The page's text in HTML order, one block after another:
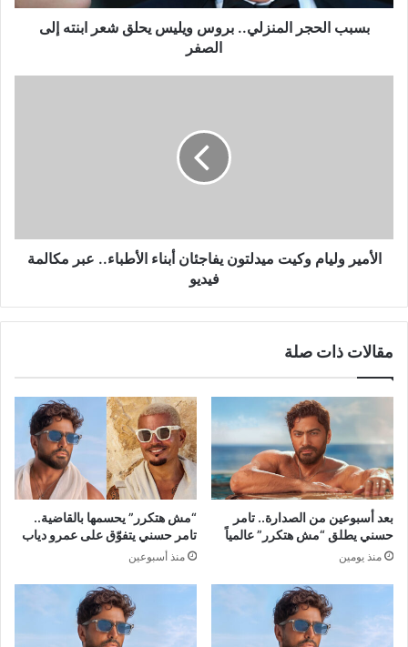
إلى
الصفربسبب الحجر المنزلي.. بروس ويليس يحلق شعر ابنته إلى
الصفر
مكالمة
فيديو
الأمير وليام وكيت ميدلتون يفاجئان أبناء الأطباء.. عبر مكالمة
فيديو
مقالات ذات صلة
بعد أسبوعين من الصدارة.. تامر
حسني يطلق “مش هتكرر” عالمياً
منذ يومين
“مش هتكرر” يحسمها بالقاضية..
تامر حسني يتفوّق على عمرو دياب
منذ أسبوعين